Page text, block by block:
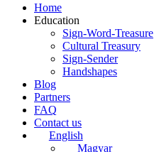
Home
Education
Sign-Word-Treasure
Cultural Treasury
Sign-Sender
Handshapes
Blog
Partners
FAQ
Contact us
English
Magyar